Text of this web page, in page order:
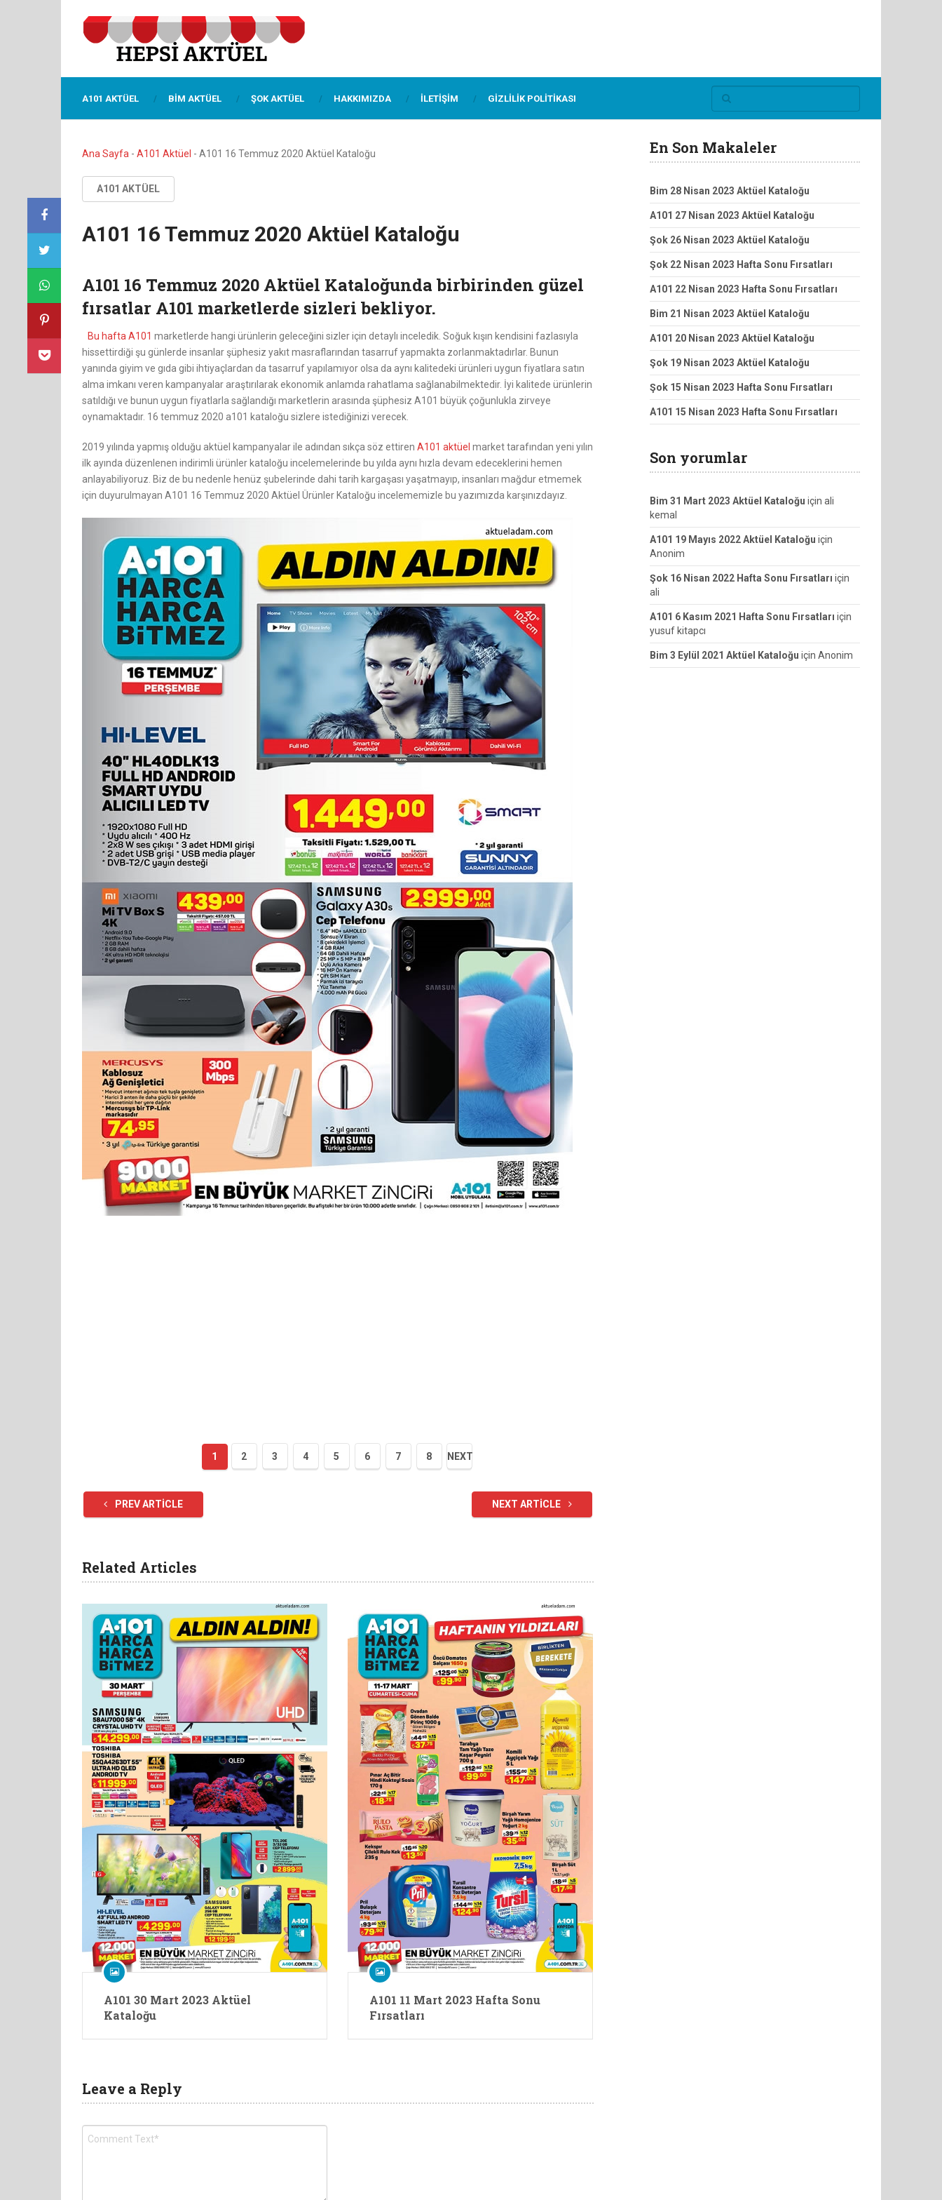
A101 AKTÜEL BIM AKTÜEL ŞOK AKTÜEL HAKKIMIZDA İLETIŞIM GIZLILIK POLITIKASI
Ana Sayfa - A101 Aktüel - A101 16 Temmuz 2020 Aktüel Kataloğu
A101 AKTÜEL
A101 16 Temmuz 2020 Aktüel Kataloğu
A101 16 Temmuz 2020 Aktüel Kataloğunda birbirinden güzel
fırsatlar A101 marketlerde sizleri bekliyor.
Bu hafta A101 marketlerde hangi ürünlerin geleceğini sizler için detaylı inceledik. Soğuk kışın kendisini fazlasıyla
hissettirdiği şu günlerde insanlar şüphesiz yakıt masraflarından tasarruf yapmakta zorlanmaktadırlar. Bunun
yanında giyim ve gıda gibi ihtiyaçlardan da tasarruf yapılamıyor olsa da aynı kalitedeki ürünleri uygun fiyatlara satın
alma imkanı veren kampanyalar araştırılarak ekonomik anlamda rahatlama sağlanabilmektedir. İyi kalitede ürünlerin
satıldığı ve bunun uygun fiyatlarla sağlandığı marketlerin arasında şüphesiz A101 büyük çoğunlukla zirveye
oynamaktadır. 16 temmuz 2020 a101 kataloğu sizlere istediğinizi verecek.
2019 yılında yapmış olduğu aktüel kampanyalar ile adından sıkça söz ettiren A101 aktüel market tarafından yeni yılın
ilk ayında düzenlenen indirimli ürünler kataloğu incelemelerinde bu yılda aynı hızla devam edeceklerini hemen
anlayabiliyoruz. Biz de bu nedenle henüz şubelerinde dahi tarih kargaşası yaşatmayıp, insanları mağdur etmemek
için duyurulmayan A101 16 Temmuz 2020 Aktüel Ürünler Kataloğu incelememizle bu yazımızda karşınızdayız.
1 2 3 4 5 6 7 8 NEXT
PREV ARTICLE NEXT ARTICLE
Related Articles
A101 30 Mart 2023 Aktüel
Kataloğu
A101 11 Mart 2023 Hafta Sonu
Fırsatları
Leave a Reply
En Son Makaleler
Bim 28 Nisan 2023 Aktüel Kataloğu
A101 27 Nisan 2023 Aktüel Kataloğu
Şok 26 Nisan 2023 Aktüel Kataloğu
Şok 22 Nisan 2023 Hafta Sonu Fırsatları
A101 22 Nisan 2023 Hafta Sonu Fırsatları
Bim 21 Nisan 2023 Aktüel Kataloğu
A101 20 Nisan 2023 Aktüel Kataloğu
Şok 19 Nisan 2023 Aktüel Kataloğu
Şok 15 Nisan 2023 Hafta Sonu Fırsatları
A101 15 Nisan 2023 Hafta Sonu Fırsatları
Son yorumlar
Bim 31 Mart 2023 Aktüel Kataloğu için ali
kemal
A101 19 Mayıs 2022 Aktüel Kataloğu için
Anonim
Şok 16 Nisan 2022 Hafta Sonu Fırsatları için
ali
A101 6 Kasım 2021 Hafta Sonu Fırsatları için
yusuf kitapcı
Bim 3 Eylül 2021 Aktüel Kataloğu için Anonim